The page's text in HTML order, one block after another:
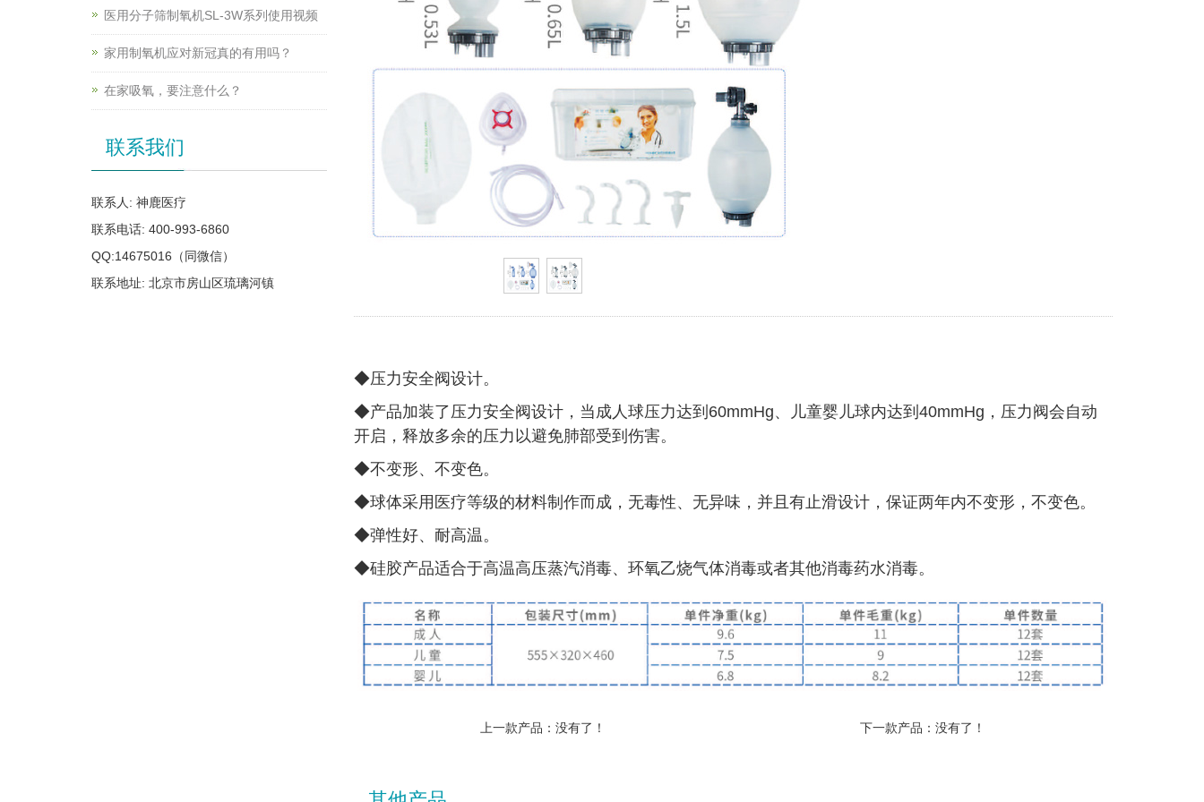
◆压力安全阀设计。
◆产品加装了压力安全阀设计，当成人球压力达到60mmHg、儿童婴儿球内达到40mmHg，压力阀会自动
开启，释放多余的压力以避免肺部受到伤害。
◆不变形、不变色。
◆球体采用医疗等级的材料制作而成，无毒性、无异味，并且有止滑设计，保证两年内不变形，不变色。
◆弹性好、耐高温。
◆硅胶产品适合于高温高压蒸汽消毒、环氧乙烧气体消毒或者其他消毒药水消毒。
上一款产品：没有了！ 下一款产品：没有了！
医用分子筛制氧机SL-3W系列使用视频
家用制氧机应对新冠真的有用吗？
在家吸氧，要注意什么？
联系我们
联系人: 神鹿医疗
联系电话: 400-993-6860
QQ:14675016（同微信）
联系地址: 北京市房山区琉璃河镇